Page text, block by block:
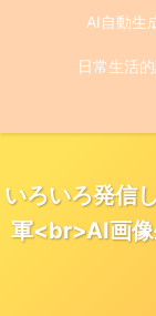
いろいろ発信
軍<br>AI画像
AI自動生
日常生活